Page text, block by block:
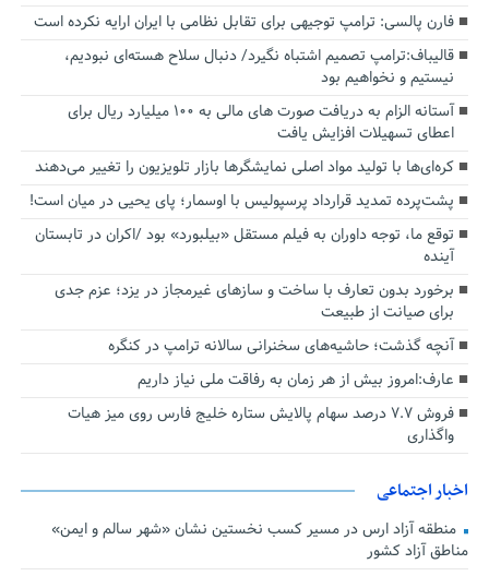
فارن پالسی: ترامپ توجیهی برای تقابل نظامی با ایران ارایه نکرده است
قالیباف:ترامپ تصمیم اشتباه نگیرد/ دنبال سلاح هسته‌ای نبودیم،
نیستیم و نخواهیم بود
آستانه الزام به دریافت صورت های مالی به ۱۰۰ میلیارد ریال برای
اعطای تسهیلات افزایش یافت
کره‌ای‌ها با تولید مواد اصلی نمایشگرها بازار تلویزیون را تغییر می‌دهند
پشت‌پرده تمدید قرارداد پرسپولیس با اوسمار؛ پای یحیی در میان است!
توقع ما، توجه داوران به فیلم مستقل «بیلبورد» بود /اکران در تابستان
آینده
برخورد بدون تعارف با ساخت‌ و سازهای غیرمجاز در یزد؛ عزم جدی
برای صیانت از طبیعت
آنچه گذشت؛ حاشیه‌های سخنرانی سالانه ترامپ در کنگره
عارف:امروز بیش از هر زمان به رفاقت ملی نیاز داریم
فروش ۷.۷ درصد سهام پالایش ستاره خلیج فارس روی میز هیات
واگذاری
اخبار اجتماعی
منطقه آزاد ارس در مسیر کسب نخستین نشان «شهر سالم و ایمن»
مناطق آزاد کشور